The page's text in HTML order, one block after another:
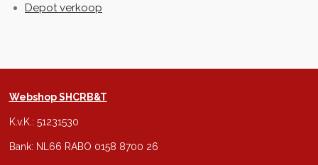
Depot verkoop
Webshop SHCRB&T
K.v.K.: 51231530
Bank: NL66 RABO 0158 8700 26